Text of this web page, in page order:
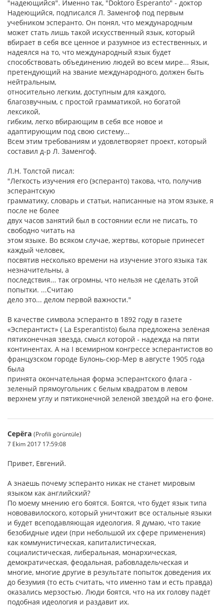
"надеющийся". Именно так, "Doktoro Esperanto" - доктор
Надеющийся, подписался Л. Заменгоф под первым
учебником эсперанто. Он понял, что международным
может стать лишь такой искусственный язык, который
вбирает в себя все ценное и разумное из естественных, и
надеялся на то, что международный язык будет
способствовать объединению людей во всем мире... Язык,
претендующий на звание международного, должен быть
нейтральным,
относительно легким, доступным для каждого,
благозвучным, с простой грамматикой, но богатой
лексикой,
гибким, легко вбирающим в себя все новое и
адаптирующим под свою систему...
Всем этим требованиям и удовлетворяет проект, который
составил д-р Л. Заменгоф.
Л.Н. Толстой писал:
"Легкость изучения его (эсперанто) такова, что, получив
эсперантскую
грамматику, словарь и статьи, написанные на этом языке, я
после не более
двух часов занятий был в состоянии если не писать, то
свободно читать на
этом языке. Во всяком случае, жертвы, которые принесет
каждый человек,
посвятив несколько времени на изучение этого языка так
незначительны, а
последствия... так огромны, что нельзя не сделать этой
попытки. ...Считаю
дело это... делом первой важности."
В качестве символа эсперанто в 1892 году в газете
«Эсперантист» ( La Esperantisto) была предложена зелёная
пятиконечная звезда, смысл которой - надежда на пяти
континентах. А на I всемирном конгрессе эсперантистов во
французском городе Булонь-сюр-Мер в августе 1905 года
была
принята окончательная форма эсперантского флага -
зеленый прямоугольник с белым квадратом в левом
верхнем углу и пятиконечной зеленой звездой на его фоне.
Серёга (Profili görüntüle)
7 Ekim 2017 17:59:08
Привет, Евгений.
А знаешь почему эсперанто никак не станет мировым
языком как английский?
По моему мнению его боятся. Боятся, что будет язык типа
нововавилоского, который уничтожит все остальные языки
и будет всеподавляющая идеология. Я думаю, что такие
безобидные идеи (при небольшой их сфере применения)
как коммунистическая, капиталистическая,
социалистическая, либеральная, монархическая,
демократическая, феодальная, рабовладельческая и
многие, многие другие в результате попыток доведения их
до безумия (то есть считать, что именно там и есть правда)
оказались мерзостью. Люди боятся, что на их голову падёт
подобная идеология и раздавит их.